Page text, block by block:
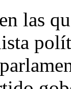
las